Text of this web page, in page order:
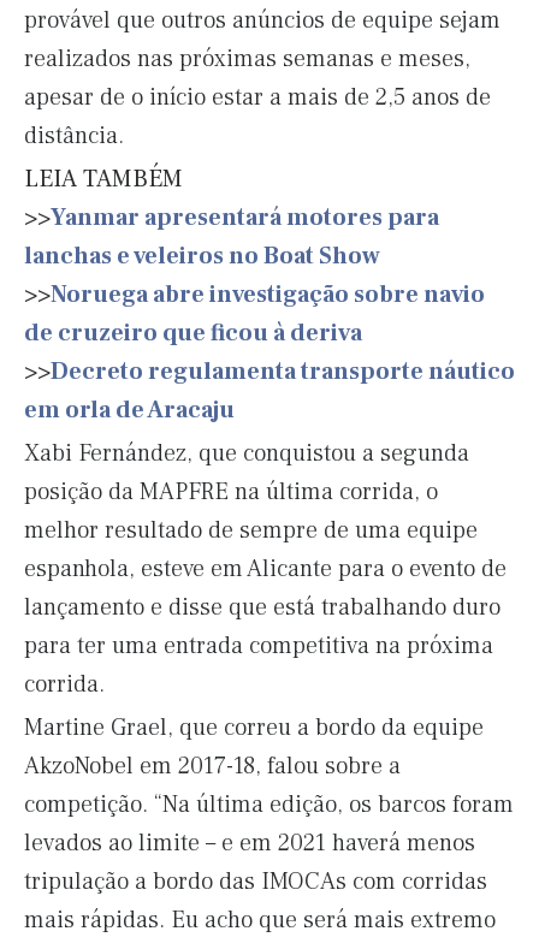
provável que outros anúncios de equipe sejam
realizados nas próximas semanas e meses,
apesar de o início estar a mais de 2,5 anos de
distância.
LEIA TAMBÉM
>>Yanmar apresentará motores para
lanchas e veleiros no Boat Show
>>Noruega abre investigação sobre navio
de cruzeiro que ficou à deriva
>>Decreto regulamenta transporte náutico
em orla de Aracaju
Xabi Fernández, que conquistou a segunda
posição da MAPFRE na última corrida, o
melhor resultado de sempre de uma equipe
espanhola, esteve em Alicante para o evento de
lançamento e disse que está trabalhando duro
para ter uma entrada competitiva na próxima
corrida.
Martine Grael, que correu a bordo da equipe
AkzoNobel em 2017-18, falou sobre a
competição. “Na última edição, os barcos foram
levados ao limite – e em 2021 haverá menos
tripulação a bordo das IMOCAs com corridas
mais rápidas. Eu acho que será mais extremo